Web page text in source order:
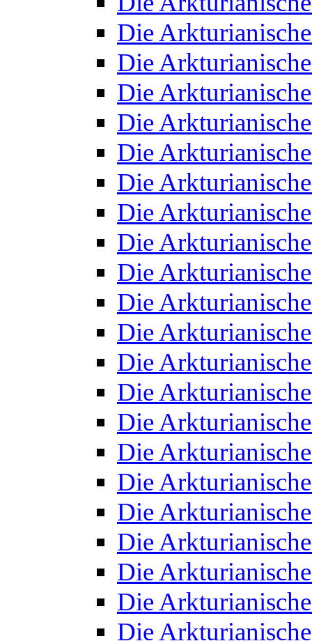
Die
Die
Die
Die
Die
Die
Die
Die
Die
Die
Die
Die
Die
Die
Die
Die
Die
Die
Die
Die
Die